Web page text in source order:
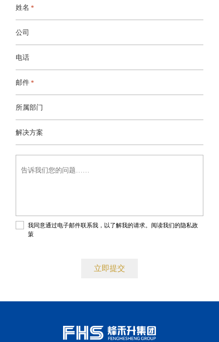
姓名 *
邮件 *
公司
所属部门
电话
决
方
案
解决方案
诉
们
我同意通过电子邮件联系我，以了解我的请求。阅读我们的隐私政
策
。